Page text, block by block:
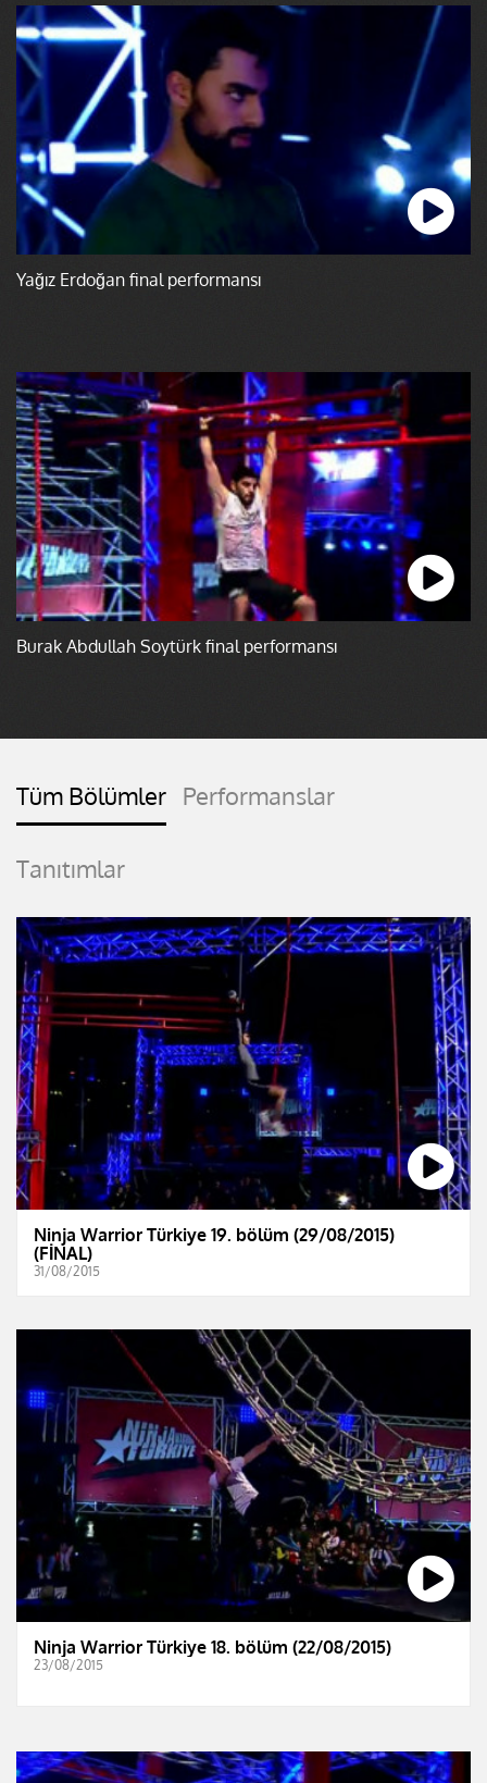
Yağız Erdoğan final performansı
Burak Abdullah Soytürk final performansı
Tüm Bölümler Performanslar
Tanıtımlar
Ninja Warrior Türkiye 19. bölüm (29/08/2015)
(FİNAL)
31/08/2015
Ninja Warrior Türkiye 18. bölüm (22/08/2015)
23/08/2015